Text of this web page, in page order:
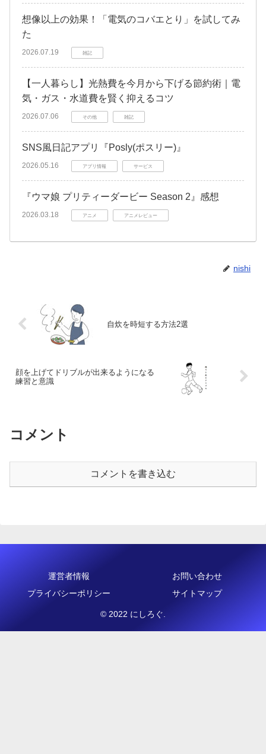
想像以上の効果！「電気のコバエとり」を試してみ
た
2026.07.19 雑記
【一人暮らし】光熱費を今月から下げる節約術｜電
気・ガス・水道費を賢く抑えるコツ
2026.07.06 その他 雑記
SNS風日記アプリ『Posly(ポスリー)』
2026.05.16 アプリ情報 サービス
『ウマ娘 プリティーダービー Season 2』感想
2026.03.18 アニメ アニメレビュー
nishi
自炊を時短する方法2選
顔を上げてドリブルが出来るようになる
練習と意識
コメント
コメントを書き込む
運営者情報
お問い合わせ
プライバシーポリシー
サイトマップ
© 2022 にしろぐ.